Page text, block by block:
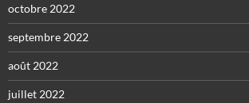
octobre 2022
septembre 2022
août 2022
juillet 2022